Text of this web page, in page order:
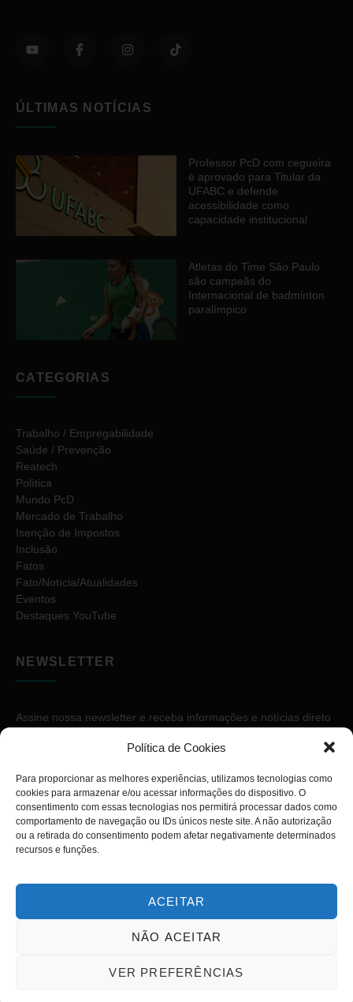
Política de Cookies
Para proporcionar as melhores experiências, utilizamos tecnologias como
cookies para armazenar e/ou acessar informações do dispositivo. O
consentimento com essas tecnologias nos permitirá processar dados como
comportamento de navegação ou IDs únicos neste site. A não autorização
ou a retirada do consentimento podem afetar negativamente determinados
recursos e funções.
ACEITAR
NÃO ACEITAR
VER PREFERÊNCIAS
ÚLTIMAS NOTÍCIAS
Professor PcD com cegueira
é aprovado para Titular da
UFABC e defende
acessibilidade como
capacidade institucional
Atletas do Time São Paulo
são campeãs do
Internacional de badminton
paralímpico
CATEGORIAS
Trabalho / Empregabilidade
Saúde / Prevenção
Reatech
Política
Mundo PcD
Mercado de Trabalho
Isenção de Impostos
Inclusão
Fatos
Fato/Notícia/Atualidades
Eventos
Destaques YouTube
NEWSLETTER
Assine nossa newsletter e receba informações e notícias direto
Copyright © 2026. Diário PcD. Todos os direitos reservados.